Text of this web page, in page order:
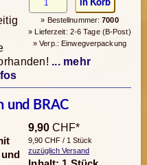
» Bestellnummer:7000
» Lieferzeit: 2-6 Tage (B-Post)
» Verp.: Einwegverpackung
... mehr
und BRAC
9,90 CHF*
9,90 CHF / 1 Stück
zuzüglich Versand